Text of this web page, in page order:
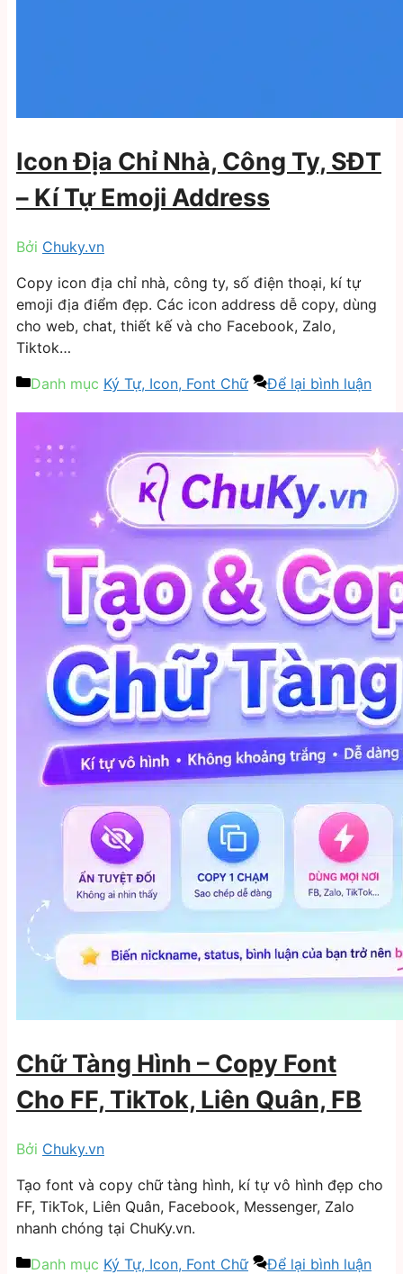
Icon Địa Chỉ Nhà, Công Ty, SĐT
– Kí Tự Emoji Address
Bởi Chuky.vn
Copy icon địa chỉ nhà, công ty, số điện thoại, kí tự
emoji địa điểm đẹp. Các icon address dễ copy, dùng
cho web, chat, thiết kế và cho Facebook, Zalo,
Tiktok…
Danh mục Ký Tự, Icon, Font Chữ Để lại bình luận
Chữ Tàng Hình – Copy Font
Cho FF, TikTok, Liên Quân, FB
Bởi Chuky.vn
Tạo font và copy chữ tàng hình, kí tự vô hình đẹp cho
FF, TikTok, Liên Quân, Facebook, Messenger, Zalo
nhanh chóng tại ChuKy.vn.
Danh mục Ký Tự, Icon, Font Chữ Để lại bình luận